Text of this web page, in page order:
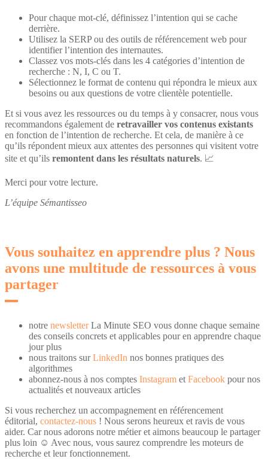
Pour chaque mot-clé, définissez l’intention qui se cache
derrière.
Utilisez la SERP ou des outils de référencement web pour
identifier l’intention des internautes.
Classez vos mots-clés dans les 4 catégories d’intention de
recherche : N, I, C ou T.
Sélectionnez le format de contenu qui répondra le mieux aux
besoins ou aux questions de votre clientèle potentielle.
Et si vous avez les ressources ou du temps à y consacrer, nous vous
recommandons également de retravailler vos contenus existants
en fonction de l’intention de recherche. Et cela, de manière à ce
qu’ils répondent mieux aux attentes des personnes qui visitent votre
site et qu’ils remontent dans les résultats naturels. 📈
Merci pour votre lecture.
L’équipe Sémantisseo
Vous souhaitez en apprendre plus ? Nous
avons une multitude de ressources à vous
partager
notre newsletterLa Minute SEO vous donne chaque semaine
des conseils concrets et applicables pour en apprendre chaque
jour plus
nous traitons surLinkedIn nos bonnes pratiques des
algorithmes
abonnez-nous à nos comptes Instagram et Facebook pour nos
actualités et nouveaux articles
Si vous recherchez un accompagnement en référencement
éditorial, contactez-nous ! Nous serons heureux et ravis de vous
aider. Car nous adorons notre métier et aimons beaucoup le partager
plus loin ☺️ Avec nous, vous saurez comprendre les moteurs de
recherche et leur fonctionnement.